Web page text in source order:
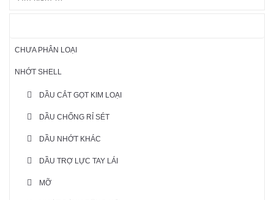
CHƯA PHÂN LOẠI
NHỚT SHELL
DẦU CẮT GỌT KIM LOẠI
DẦU CHỐNG RỈ SÉT
DẦU NHỚT KHÁC
DẦU TRỢ LỰC TAY LÁI
MỠ